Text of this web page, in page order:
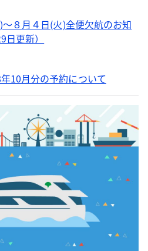
～８月４日(火)全便欠航のお知
更新）
10月分の予約について